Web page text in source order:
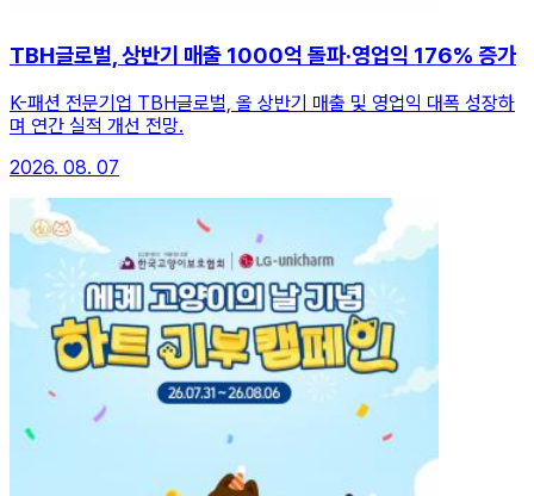
TBH글로벌, 상반기 매출 1000억 돌파·영업익 176% 증가
K-패션 전문기업 TBH글로벌, 올 상반기 매출 및 영업익 대폭 성장하
며 연간 실적 개선 전망.
2026. 08. 07